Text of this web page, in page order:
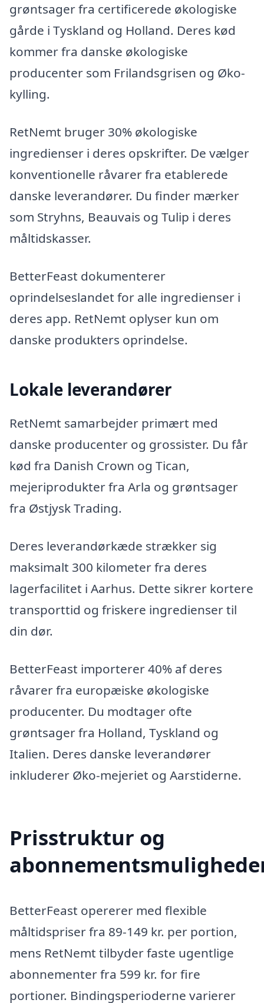
grøntsager fra certificerede økologiske
gårde i Tyskland og Holland. Deres kød
kommer fra danske økologiske
producenter som Frilandsgrisen og Øko-
kylling.
RetNemt bruger 30% økologiske
ingredienser i deres opskrifter. De vælger
konventionelle råvarer fra etablerede
danske leverandører. Du finder mærker
som Stryhns, Beauvais og Tulip i deres
måltidskasser.
BetterFeast dokumenterer
oprindelseslandet for alle ingredienser i
deres app. RetNemt oplyser kun om
danske produkters oprindelse.
Lokale leverandører
RetNemt samarbejder primært med
danske producenter og grossister. Du får
kød fra Danish Crown og Tican,
mejeriprodukter fra Arla og grøntsager
fra Østjysk Trading.
Deres leverandørkæde strækker sig
maksimalt 300 kilometer fra deres
lagerfacilitet i Aarhus. Dette sikrer kortere
transporttid og friskere ingredienser til
din dør.
BetterFeast importerer 40% af deres
råvarer fra europæiske økologiske
producenter. Du modtager ofte
grøntsager fra Holland, Tyskland og
Italien. Deres danske leverandører
inkluderer Øko-mejeriet og Aarstiderne.
Prisstruktur og
BetterFeast opererer med flexible
måltidspriser fra 89-149 kr. per portion,
mens RetNemt tilbyder faste ugentlige
abonnementer fra 599 kr. for fire
portioner. Bindingsperioderne varierer